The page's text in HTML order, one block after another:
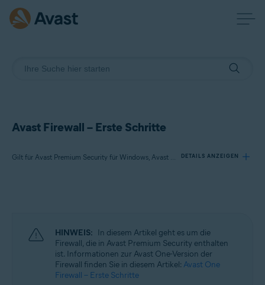
Avast Firewall – Erste Schritte
Gilt für Avast Premium Security für Windows, Avast Free Antivirus für Windows DETAILS ANZEIGEN
Avast Free Antivirus 24.x für Windows
Betriebssysteme:
Microsoft Windows 11 Home/Pro/Enterprise/Education
Microsoft Windows 10 Home/Pro/Enterprise/Education – 32-/64-Bit
HINWEIS: In diesem Artikel geht es um die
Firewall, die in Avast Premium Security enthalten
ist. Informationen zur Avast One-Version der
Firewall finden Sie in diesem Artikel: Avast One
Firewall – Erste Schritte